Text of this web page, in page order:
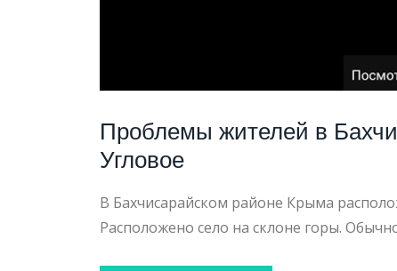
Проблемы жителей в
Угловое
В Бахчисарайском районе Крыма
Расположено село на склоне горы.